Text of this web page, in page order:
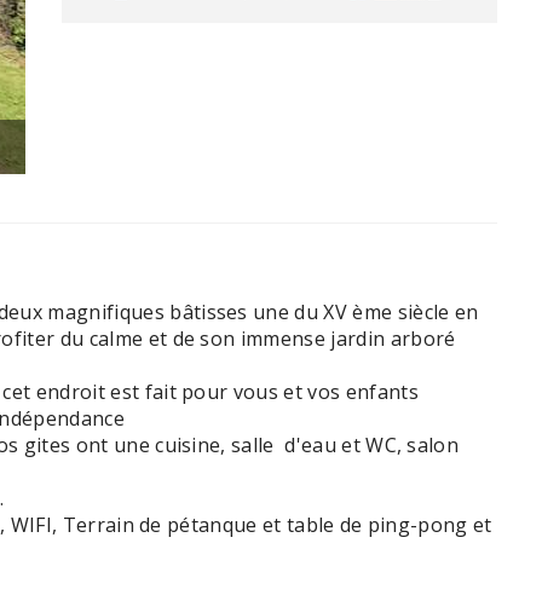
magnifiques bâtisses une du XV ème siècle en
du calme et de son immense jardin arboré
endroit est fait pour vous et vos enfants
gites ont une cuisine, salle d'eau et WC, salon
WIFI, Terrain de pétanque et table de ping-pong et